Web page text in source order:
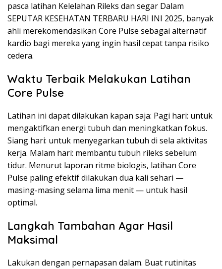
pasca latihan Kelelahan Rileks dan segar Dalam
SEPUTAR KESEHATAN TERBARU HARI INI 2025, banyak
ahli merekomendasikan Core Pulse sebagai alternatif
kardio bagi mereka yang ingin hasil cepat tanpa risiko
cedera.
Waktu Terbaik Melakukan Latihan
Core Pulse
Latihan ini dapat dilakukan kapan saja: Pagi hari: untuk
mengaktifkan energi tubuh dan meningkatkan fokus.
Siang hari: untuk menyegarkan tubuh di sela aktivitas
kerja. Malam hari: membantu tubuh rileks sebelum
tidur. Menurut laporan ritme biologis, latihan Core
Pulse paling efektif dilakukan dua kali sehari —
masing-masing selama lima menit — untuk hasil
optimal.
Langkah Tambahan Agar Hasil
Maksimal
Lakukan dengan pernapasan dalam. Buat rutinitas